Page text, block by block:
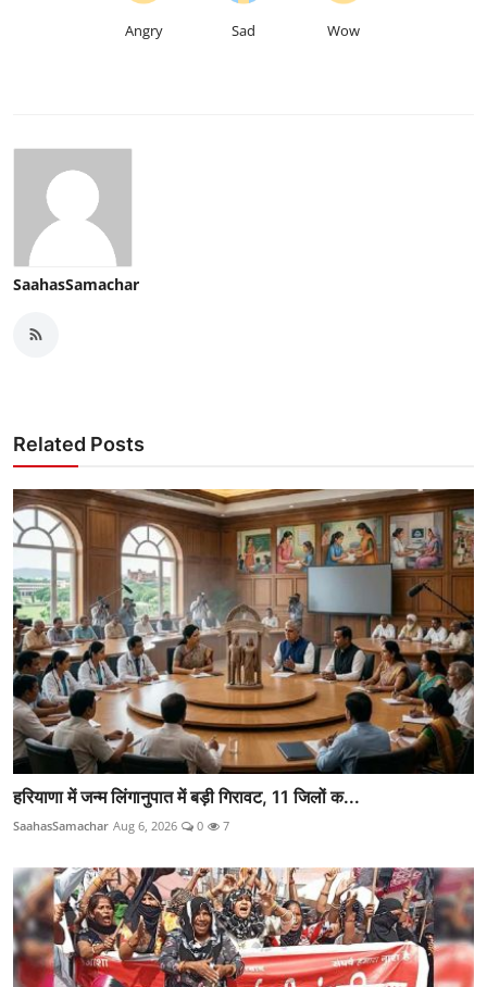
Angry Sad Wow
SaahasSamachar
Related Posts
हरियाणा में जन्म लिंगानुपात में बड़ी गिरावट, 11 जिलों क...
SaahasSamachar Aug 6, 2026 0 7